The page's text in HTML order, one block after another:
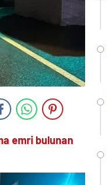
emri bulunan